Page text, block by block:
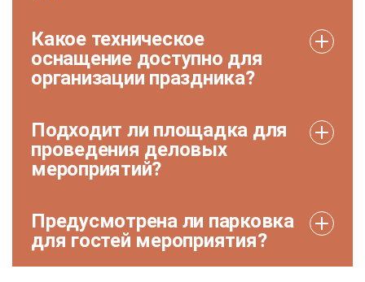
Какое техническое
оснащение доступно для
организации праздника?
Подходит ли площадка для
проведения деловых
мероприятий?
Предусмотрена ли парковка
для гостей мероприятия?